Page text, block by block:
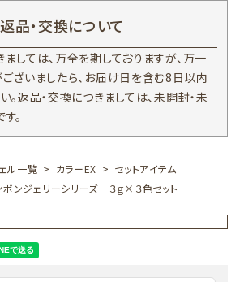
返品・交換について
しては、万全を期しておりますが、万一
ざいましたら、お届け日を含む8日以内
。返品・交換につきましては、未開封・未
。
ル一覧 カラーEX
セットアイテム
ボンジェリーシリーズ ３ｇ×３色セット